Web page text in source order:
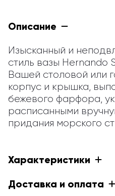
Описание
Изысканный и
стиль вазы Hernando
Вашей столовой или
корпус и крышка,
бежевого фарфора,
расписанными
придания морского
Характеристики
Доставка и оплата